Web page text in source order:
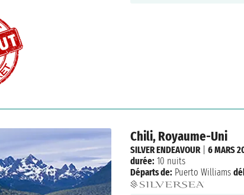
Chili, Royaume-Uni
SILVER ENDEAVOUR| 6 MARS
durée: 10 nuits
Départs de: Puerto Williams